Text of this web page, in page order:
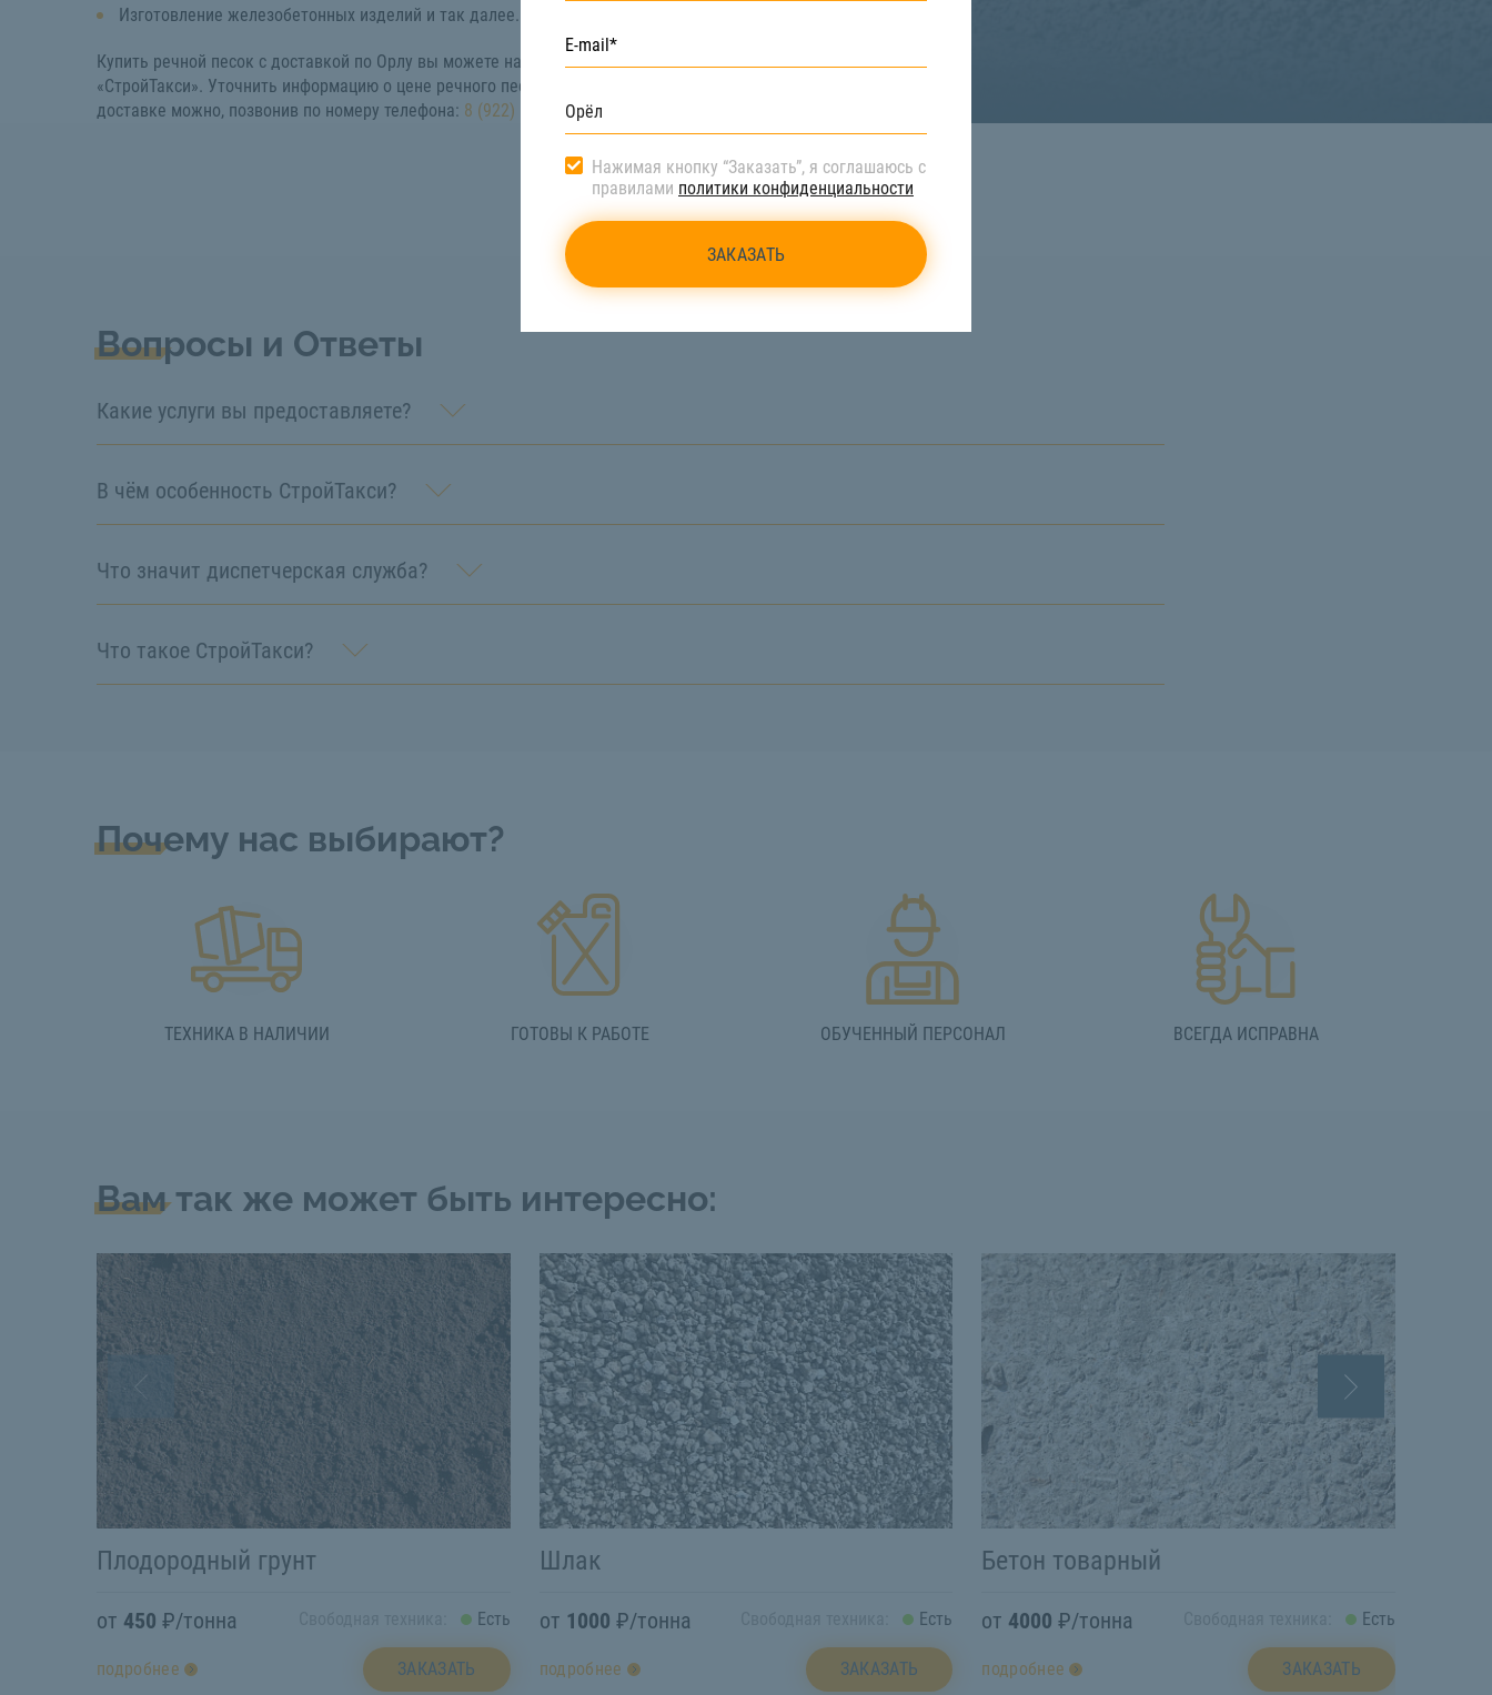
Изготовление железобетонных изделий и так далее.
Купить речной песок с доставкой по Орлу вы можете на сайте
«СтройТакси». Уточнить информацию о цене речного песка, его наличии,
доставке можно, позвонив по номеру телефона: 8 (922) 517-40-66
Вопросы и Ответы
Какие услуги вы предоставляете?
В чём особенность СтройТакси?
Что значит диспетчерская служба?
Что такое СтройТакси?
Почему нас выбирают?
ТЕХНИКА В НАЛИЧИИ ГОТОВЫ К РАБОТЕ ОБУЧЕННЫЙ ПЕРСОНАЛ ВСЕГДА ИСПРАВНА
Вам так же может быть интересно:
Плодородный грунт
от 450 ₽/тонна Есть
подробнее ЗАКАЗАТЬ
Шлак
от 1000 ₽/тонна Есть
подробнее ЗАКАЗАТЬ
Бетон товарный
от 4000 ₽/тонна Есть
подробнее ЗАКАЗАТЬ
Нажимая кнопку “Заказать”, я соглашаюсь с
правилами политики конфиденциальности